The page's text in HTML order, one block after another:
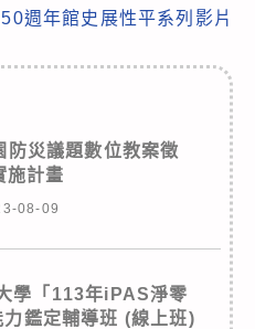
週年館史展性平系列影片
災議題數位教案徵
施計畫
08-09
學「113年iPAS淨零
鑑定輔導班 (線上班)